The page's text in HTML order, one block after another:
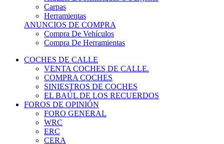
Herramientas
ANUNCIOS DE COMPRA
Compra De Vehículos
Compra De Herramientas
COCHES DE CALLE
VENTA COCHES DE CALLE.
COMPRA COCHES
SINIESTROS DE COCHES
EL BAÚL DE LOS RECUERDOS
FOROS DE OPINIÓN
FORO GENERAL
WRC
ERC
CERA
CERT - CERTT